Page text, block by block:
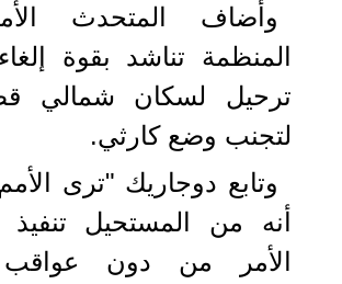
وأضاف المتحدث
المنظمة تناشد بقوة
ترحيل لسكان شمالي
لتجنب وضع كارثي.
وتابع دوجاريك "ترى
أنه من المستحيل
الأمر من دون عواقب